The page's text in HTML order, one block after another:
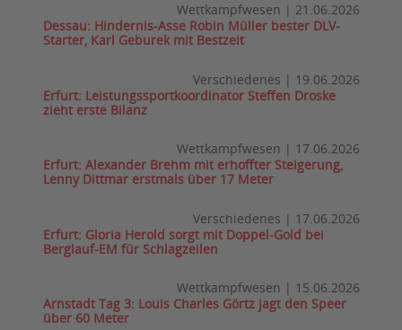
Wettkampfwesen | 21.06.2026
Dessau: Hindernis-Asse Robin Müller bester DLV-
Starter, Karl Geburek mit Bestzeit
Verschiedenes | 19.06.2026
Erfurt: Leistungssportkoordinator Steffen Droske
zieht erste Bilanz
Wettkampfwesen | 17.06.2026
Erfurt: Alexander Brehm mit erhoffter Steigerung,
Lenny Dittmar erstmals über 17 Meter
Verschiedenes | 17.06.2026
Erfurt: Gloria Herold sorgt mit Doppel-Gold bei
Berglauf-EM für Schlagzeilen
Wettkampfwesen | 15.06.2026
Arnstadt Tag 3: Louis Charles Görtz jagt den Speer
über 60 Meter